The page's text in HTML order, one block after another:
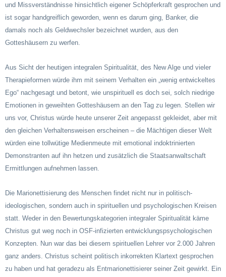
und Missverständnisse hinsichtlich eigener Schöpferkraft gesprochen und
ist sogar handgreiflich geworden, wenn es darum ging, Banker, die
damals noch als Geldwechsler bezeichnet wurden, aus den
Gotteshäusern zu werfen.
Aus Sicht der heutigen integralen Spiritualität, des New Alge und vieler
Therapieformen würde ihm mit seinem Verhalten ein „wenig entwickeltes
Ego“ nachgesagt und betont, wie unspirituell es doch sei, solch niedrige
Emotionen in geweihten Gotteshäusern an den Tag zu legen. Stellen wir
uns vor, Christus würde heute unserer Zeit angepasst gekleidet, aber mit
den gleichen Verhaltensweisen erscheinen – die Mächtigen dieser Welt
würden eine tollwütige Medienmeute mit emotional indoktrinierten
Demonstranten auf ihn hetzen und zusätzlich die Staatsanwaltschaft
Ermittlungen aufnehmen lassen.
Die Marionettisierung des Menschen findet nicht nur in politisch-
ideologischen, sondern auch in spirituellen und psychologischen Kreisen
statt. Weder in den Bewertungskategorien integraler Spiritualität käme
Christus gut weg noch in OSF-infizierten entwicklungspsychologischen
Konzepten. Nun war das bei diesem spirituellen Lehrer vor 2.000 Jahren
ganz anders. Christus scheint politisch inkorrekten Klartext gesprochen
zu haben und hat geradezu als Entmarionettisierer seiner Zeit gewirkt. Ein